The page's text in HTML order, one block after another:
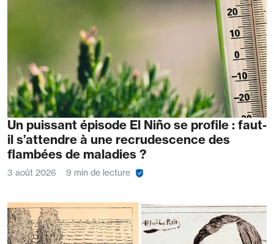
Un puissant épisode El Niño se profile : faut-
il s’attendre à une recrudescence des
flambées de maladies ?
3 août 2026 9 min de lecture